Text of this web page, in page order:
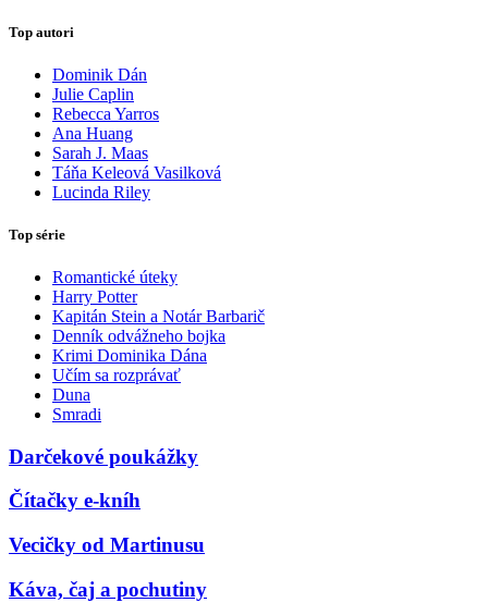
Top autori
Dominik Dán
Julie Caplin
Rebecca Yarros
Ana Huang
Sarah J. Maas
Táňa Keleová Vasilková
Lucinda Riley
Top série
Romantické úteky
Harry Potter
Kapitán Stein a Notár Barbarič
Denník odvážneho bojka
Krimi Dominika Dána
Učím sa rozprávať
Duna
Smradi
Darčekové poukážky
Čítačky e-kníh
Vecičky od Martinusu
Káva, čaj a pochutiny